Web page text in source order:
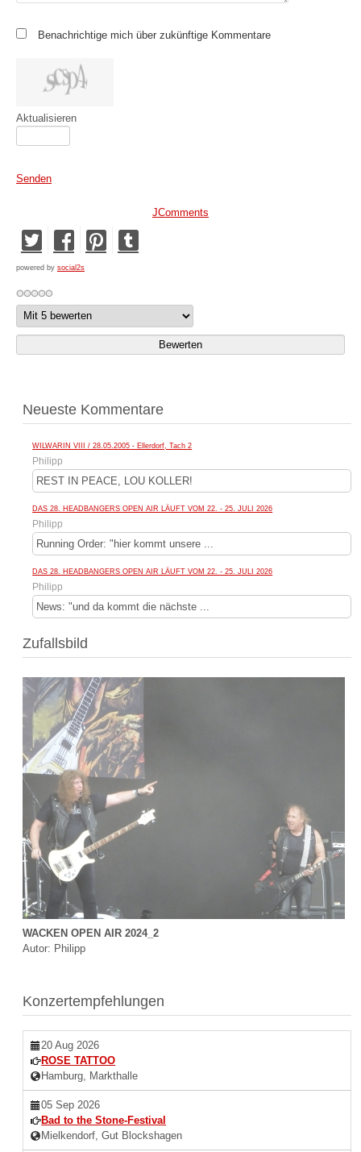
Benachrichtige mich über zukünftige Kommentare
Aktualisieren
Senden
JComments
powered by social2s
Neueste Kommentare
WILWARIN VIII / 28.05.2005 - Ellerdorf, Tach 2
Philipp
REST IN PEACE, LOU KOLLER!
DAS 28. HEADBANGERS OPEN AIR LÄUFT VOM 22. - 25. JULI 2026
Philipp
Running Order: "hier kommt unsere ...
DAS 28. HEADBANGERS OPEN AIR LÄUFT VOM 22. - 25. JULI 2026
Philipp
News: "und da kommt die nächste ...
Zufallsbild
WACKEN OPEN AIR 2024_2
Autor: Philipp
Konzertempfehlungen
20 Aug 2026
ROSE TATTOO
Hamburg, Markthalle
05 Sep 2026
Bad to the Stone-Festival
Mielkendorf, Gut Blockshagen